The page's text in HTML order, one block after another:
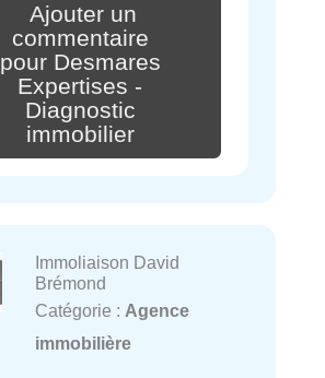
Ajouter un
commentaire
pour Desmares
Expertises -
Diagnostic
immobilier
Immoliaison David
Brémond
Catégorie : Agence
immobilière